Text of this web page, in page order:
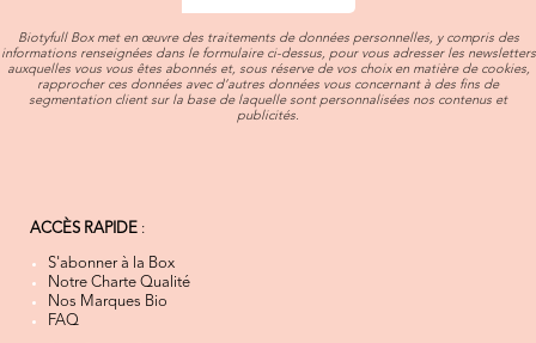
Biotyfull Box met en œuvre des traitements de données personnelles, y compris des
informations renseignées dans le formulaire ci-dessus, pour vous adresser les newsletters
auxquelles vous vous êtes abonnés et, sous réserve de vos choix en matière de cookies,
rapprocher ces données avec d’autres données vous concernant à des fins de
segmentation client sur la base de laquelle sont personnalisées nos contenus et
publicités.
ACCÈS RAPIDE :
S'abonner à la Box
Notre Charte Qualité
Nos Marques Bio
FAQ